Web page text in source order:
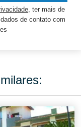
, ter mais de
de contato com